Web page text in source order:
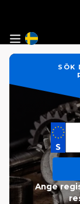
SÖK
Ange